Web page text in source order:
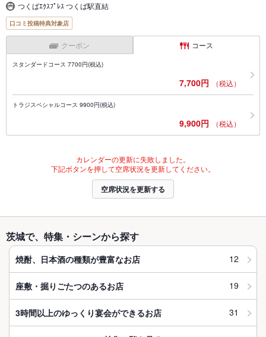
つくばｴｸｽﾌﾟﾚｽ つくば駅直結
口コミ投稿特典対象店
クーポン コース
スタンダードコース 7700円(税込)
7,700円 （税込）
トラジスペシャルコース 9900円(税込)
9,900円 （税込）
カレンダーの更新に失敗しました。
下記ボタンを押して空席状況を更新してください。
空席状況を更新する
茨城で、特集・シーンから探す
焼酎、日本酒の種類が豊富なお店 12
座敷・掘りごたつのあるお店 19
3時間以上のゆっくり宴会ができるお店 31